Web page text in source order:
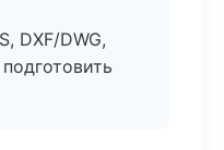
DXF/DWG,